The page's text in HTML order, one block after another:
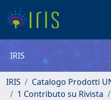
IRIS
IRIS
Catalogo Prodotti
1 Contributo su Rivista